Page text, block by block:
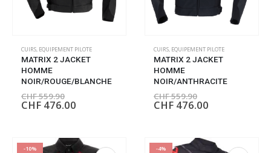
CUIRS, EQUIPEMENT PILOTE
MATRIX 2 JACKET
HOMME
NOIR/ROUGE/BLANCHE
CHF559.90
CHF 476.00
CUIRS, EQUIPEMENT PILOTE
MATRIX 2 JACKET
HOMME
NOIR/ANTHRACITE
CHF559.90
CHF 476.00
-10% -4%